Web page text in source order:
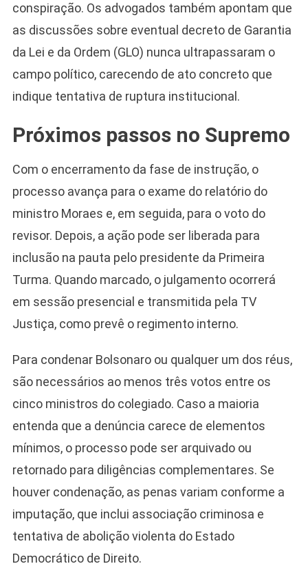
conspiração. Os advogados também apontam que
as discussões sobre eventual decreto de Garantia
da Lei e da Ordem (GLO) nunca ultrapassaram o
campo político, carecendo de ato concreto que
indique tentativa de ruptura institucional.
Próximos passos no Supremo
Com o encerramento da fase de instrução, o
processo avança para o exame do relatório do
ministro Moraes e, em seguida, para o voto do
revisor. Depois, a ação pode ser liberada para
inclusão na pauta pelo presidente da Primeira
Turma. Quando marcado, o julgamento ocorrerá
em sessão presencial e transmitida pela TV
Justiça, como prevê o regimento interno.
Para condenar Bolsonaro ou qualquer um dos réus,
são necessários ao menos três votos entre os
cinco ministros do colegiado. Caso a maioria
entenda que a denúncia carece de elementos
mínimos, o processo pode ser arquivado ou
retornado para diligências complementares. Se
houver condenação, as penas variam conforme a
imputação, que inclui associação criminosa e
tentativa de abolição violenta do Estado
Democrático de Direito.